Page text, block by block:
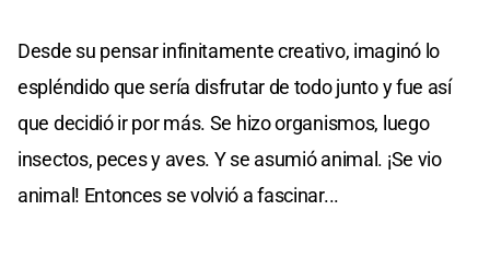
Desde su pensar infinitamente creativo, imaginó lo
espléndido que sería disfrutar de todo junto y fue así
que decidió ir por más. Se hizo organismos, luego
insectos, peces y aves. Y se asumió animal. ¡Se vio
animal! Entonces se volvió a fascinar...